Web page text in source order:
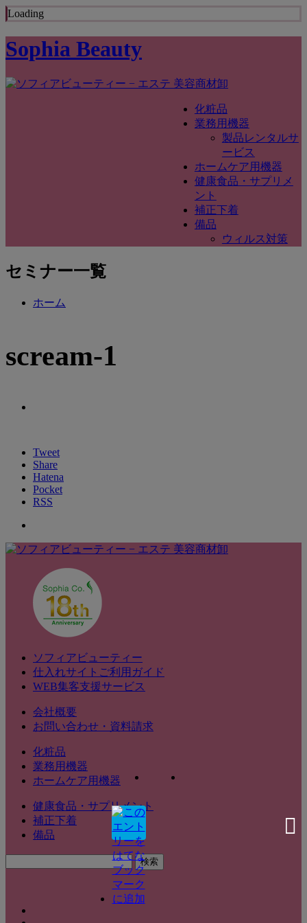
Loading
Sophia Beauty
化粧品
業務用機器
製品レンタルサ
ービス
ホームケア用機器
健康食品・サプリメ
ント
補正下着
備品
ウィルス対策
セミナー一覧
ホーム
scream-1
Tweet
Share
Hatena
Pocket
RSS
ソフィアビューティー
仕入れサイトご利用ガイド
WEB集客支援サービス
会社概要
お問い合わせ・資料請求
化粧品
業務用機器
ホームケア用機器
健康食品・サプリメント
補正下着
備品